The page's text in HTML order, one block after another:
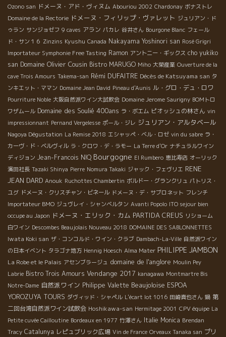
Ozono san ドメーヌ・アド・ヴィヌム Abouriou 2002 Chardonay ボナストレ
Domaine de la Rectorie ドメーヌ・フィリップ・ヴァレット ジュリアン・ド
ゥラン サンジョゼフ 9 caves アラン パカレ 谷井さん Bourgone Blanc フェール
ド・サン１６ Zinzins Kyushu Canada Nakayama Yoshinori san Rosé Grigri
Importateur Symphonie Free Tasting Ramon アントニー・ギックス cho yukiko
san Domaine Olivier Cousin Bistro MARUGO Miho 大榮産業 Ouverture de la
cave Trois Amours Takema-san Rémi DUFAITRE Décès de Katsuyama san タ
ンキエット・ママン Domaine Jean David Pineau d'Aunis ル・グロ・デュ・ロワ
Pourriture Noble 大阪自然派ワイン大試飲会 Domaine Jerome Saurigny BOMトロ
ワザムール Domaine des Soulié 400ans ラ・ボエム ピオッシュの林さん vin
impressionnant Pernand Vergelesse ポール・ジレ ジュリアン・アルタベール
Nagoya Dégustation La Remise 2018 エシャッペ・ベル・ロゼ vin du sabre ラ・
カーヴ・ド・ベルヴィル ラ・クロワ・デ・ラモー La Terre d'Or ナチュラルワイン
ディジョン Jean-Francois NIQ Bourgogne El Rumbero 恵比寿店 オーリック
濱田社長 Tazaki Shinya Pierre Nomura Takaki ジャック・フェヴリエ RENE
JEAN DARD Anouk Ruchottes Chambertin ボルドー・グランクリュ パトリス・
ユグ ドメーヌ・クリスチャン・ビネール ドメーヌ・デ・サブロネット フレンチ
Importateur BMO ジュヴレイ・シャンベルタン Avanti Popolo ITO sejour bien
occupe au Japon ドメーヌ・エリック・カム PARTIDA CREUS リショーム
白ワイン Descombes Beaujolais Nouveau 2018 DOMAINE DES SABLONNETTES
Iwata Koki san ザ・コンコルド・ワイン・クラブ Dambach-La-Ville 自然派ワイン
の日本イベント タラゴナ地方 Hennig Hoesch Alma Mater PHILIPPE JAMBON
La Robe et le Palais アセンブラージュ domaine de l'anglore Moulin Pey
Labrie Bistro Trois Amours Vendange 2017 kanagawa Montmartre Bis
Notre-Dame 自然派ワイン Philippe Valette Beaujoloise ESPOA
YOROZUYA TOURS ダヴィッド・シャペル L'écart lot 1016 田崎真也さん 鍋 第
二回台湾自然派ワイン試飲会 Hoshikawa-san Hermitage 2001 CPV équipe La
Petite cuvée Cailloutine Bordeaux en 1977 竹澤さん Italie Monica Brendan
Tracy Catalunya レピュブリック広場 Vin de France Orveaux Tanaka san プリ